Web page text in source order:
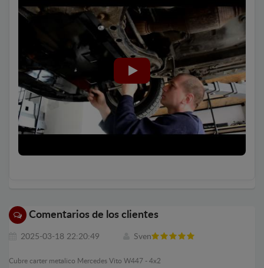
Comentarios de los clientes
2025-03-18 22:20:49 Sven
Cubre carter metalico Mercedes Vito W447 - 4x2